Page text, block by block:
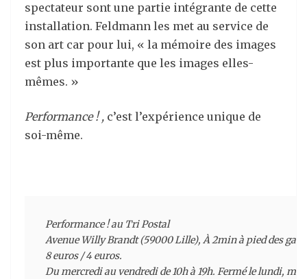
spectateur sont une partie intégrante de cette
installation. Feldmann les met au service de
son art car pour lui, « la mémoire des images
est plus importante que les images elles-
mêmes. »
Performance ! , c’est l’expérience unique de
soi-même.
Performance ! au Tri Postal
Avenue Willy Brandt (59000 Lille), À 2min à pied des
8 euros / 4 euros.
Du mercredi au vendredi de 10h à 19h. Fermé le lundi,